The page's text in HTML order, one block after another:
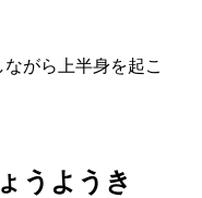
がら上半身を起こ
うようき